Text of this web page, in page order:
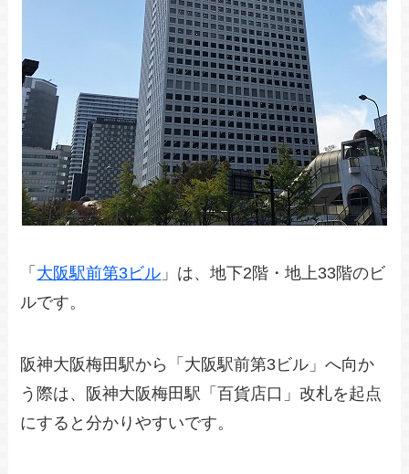
「 大阪駅前第3ビル 」は、地下2階・地上33階のビ
ルです。
阪神大阪梅田駅から「大阪駅前第3ビル」へ向か
う際は、阪神大阪梅田駅「百貨店口」改札を起点
にすると分かりやすいです。